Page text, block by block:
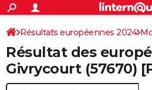
ACTUALITÉS
Politique
Société
Faits Divers
Education
Monde
Villes
+
SPORT
Coupe du monde 2026
Football
Tennis
Cyclisme
Rugby
Forum
CULTURE
Programme TV
TNT
Streaming
Cinéma
Sorties cinéma
Musique
+
FINANCE
S'inscrire
Connexion
Résultats européennes 2024
Résultat des
Givrycourt (57670)